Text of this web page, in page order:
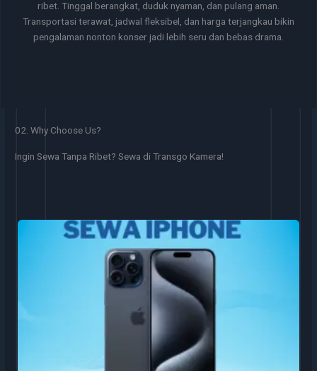
ribet. Tinggal berangkat, duduk nyaman, dan pulang aman.
Transportasi terawat, jadwal fleksibel, dan harga terjangkau bikin
pengalaman nonton konser jadi lebih seru dan bebas drama.
02. Why Choose Us?
Ingin Sewa Tanpa Ribet? Sewa di Transgo Kamera!